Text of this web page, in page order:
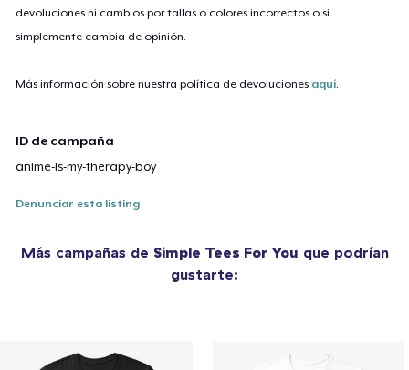
devoluciones ni cambios por tallas o colores incorrectos o si
simplemente cambia de opinión.
Más información sobre nuestra política de devoluciones aquí
ID de campaña
anime-is-my-therapy-boy
Denunciar esta listing
Más campañas de Simple Tees For You que podrían
gustarte: